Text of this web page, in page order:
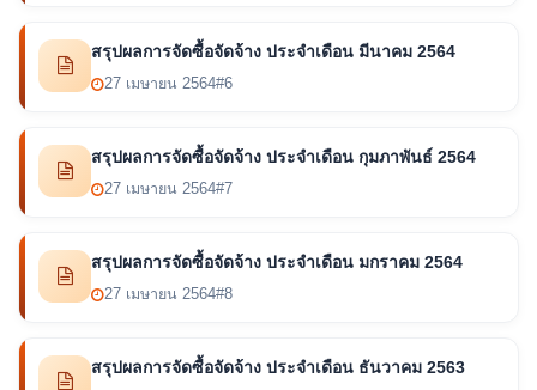
สรุปผลการจัดซื้อจัดจ้าง ประจำเดือน มีนาคม 2564
27 เมษายน 2564#6
สรุปผลการจัดซื้อจัดจ้าง ประจำเดือน กุมภาพันธ์ 2564
27 เมษายน 2564#7
สรุปผลการจัดซื้อจัดจ้าง ประจำเดือน มกราคม 2564
27 เมษายน 2564#8
สรุปผลการจัดซื้อจัดจ้าง ประจำเดือน ธันวาคม 2563